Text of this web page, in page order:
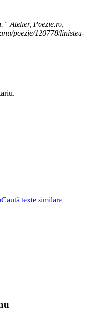
Atelier, Poezie.ro,
poezie/120778/linistea-
Caută texte similare